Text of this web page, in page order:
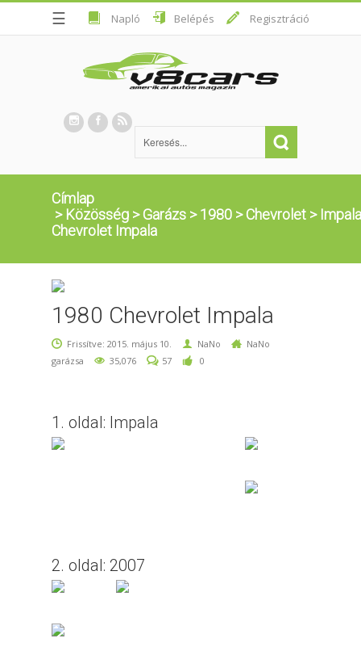
☰ Napló Belépés Regisztráció
Címlap
> Közösség >Garázs >1980 >Chevrolet > Impala
Chevrolet Impala
1980 Chevrolet Impala
Frissítve: 2015. május 10. NaNo
NaNo
garázsa
35,076 57 0
1. oldal: Impala
2. oldal: 2007